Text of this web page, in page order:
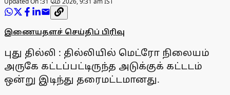
இணையதளச் செய்திப் பிரிவு
புது தில்லி : தில்லியில் மெட்ரோ நிலையம்
அருகே கட்டப்பட்டிருந்த அடுக்குக் கட்டடம்
ஒன்று இடிந்து தரைமட்டமானது.